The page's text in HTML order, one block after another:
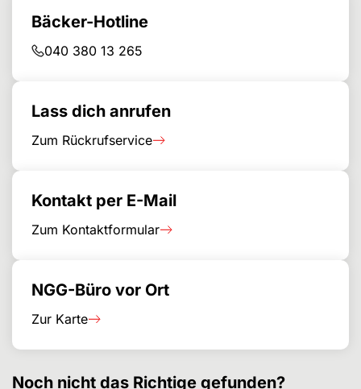
Bäcker-Hotline
040 380 13 265
Lass dich anrufen
Zum Rückrufservice
Kontakt per E-Mail
Zum Kontaktformular
NGG-Büro vor Ort
Zur Karte
Noch nicht das Richtige gefunden?